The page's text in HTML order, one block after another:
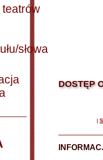
słowa
DOSTĘP
|